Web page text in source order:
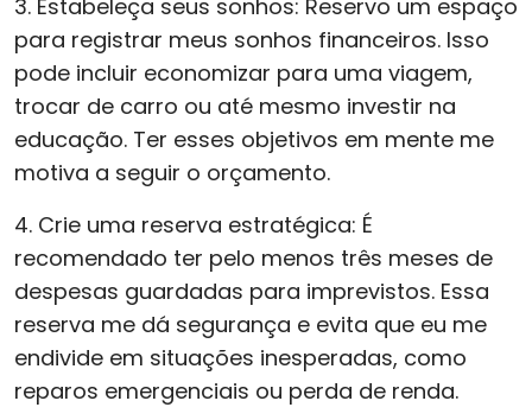
3. Estabeleça seus sonhos: Reservo um espaço
para registrar meus sonhos financeiros. Isso
pode incluir economizar para uma viagem,
trocar de carro ou até mesmo investir na
educação. Ter esses objetivos em mente me
motiva a seguir o orçamento.
4. Crie uma reserva estratégica: É
recomendado ter pelo menos três meses de
despesas guardadas para imprevistos. Essa
reserva me dá segurança e evita que eu me
endivide em situações inesperadas, como
reparos emergenciais ou perda de renda.